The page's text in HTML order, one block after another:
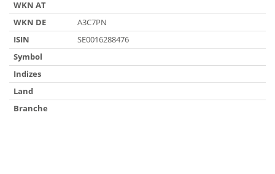
WKN AT
WKN DE
A3C7PN
ISIN
SE0016288476
Symbol
Indizes
Land
Branche